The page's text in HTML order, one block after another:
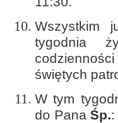
Wszystkim
tygodnia
codzienności
świętych
W tym
do PanaŚp.: